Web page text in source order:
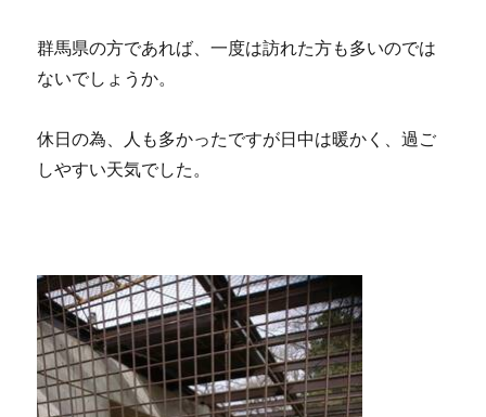
群馬県の方であれば、一度は訪れた方も多いのでは
ないでしょうか。
休日の為、人も多かったですが日中は暖かく、過ご
しやすい天気でした。